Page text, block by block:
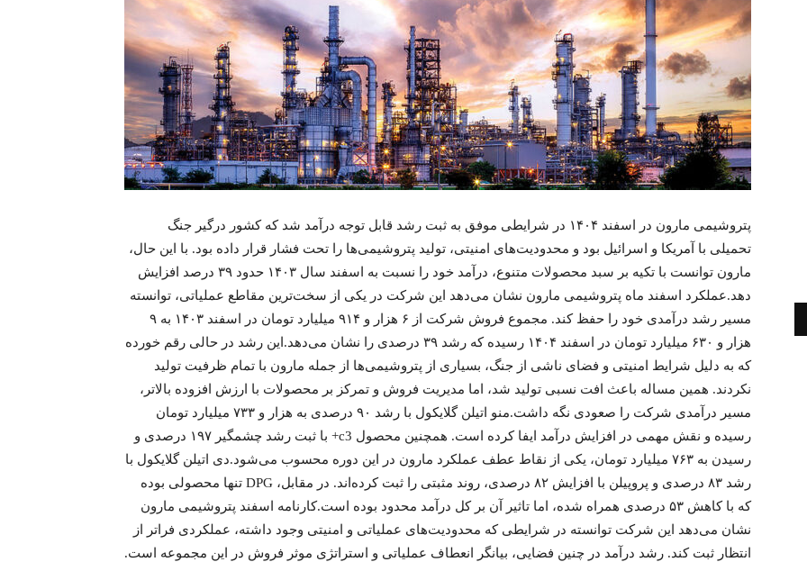
پتروشیمی مارون در اسفند ۱۴۰۴ در شرایطی موفق به ثبت رشد قابل توجه درآمد شد که کشور درگیر جنگ
تحمیلی با آمریکا و اسرائیل بود و محدودیت‌های امنیتی، تولید پتروشیمی‌ها را تحت فشار قرار داده بود. با این حال،
مارون توانست با تکیه بر سبد محصولات متنوع، درآمد خود را نسبت به اسفند سال ۱۴۰۳ حدود ۳۹ درصد افزایش
دهد.عملکرد اسفند ماه پتروشیمی مارون نشان می‌دهد این شرکت در یکی از سخت‌ترین مقاطع عملیاتی، توانسته
مسیر رشد درآمدی خود را حفظ کند. مجموع فروش شرکت از ۶ هزار و ۹۱۴ میلیارد تومان در اسفند ۱۴۰۳ به ۹
هزار و ۶۳۰ میلیارد تومان در اسفند ۱۴۰۴ رسیده که رشد ۳۹ درصدی را نشان می‌دهد.این رشد در حالی رقم خورده
که به دلیل شرایط امنیتی و فضای ناشی از جنگ، بسیاری از پتروشیمی‌ها از جمله مارون با تمام ظرفیت تولید
نکردند. همین مساله باعث افت نسبی تولید شد، اما مدیریت فروش و تمرکز بر محصولات با ارزش افزوده بالاتر،
مسیر درآمدی شرکت را صعودی نگه داشت.منو اتیلن گلایکول با رشد ۹۰ درصدی به هزار و ۷۳۳ میلیارد تومان
رسیده و نقش مهمی در افزایش درآمد ایفا کرده است. همچنین محصول c3+ با ثبت رشد چشمگیر ۱۹۷ درصدی و
رسیدن به ۷۶۳ میلیارد تومان، یکی از نقاط عطف عملکرد مارون در این دوره محسوب می‌شود.دی اتیلن گلایکول با
رشد ۸۳ درصدی و پروپیلن با افزایش ۸۲ درصدی، روند مثبتی را ثبت کرده‌اند. در مقابل، DPG تنها محصولی بوده
که با کاهش ۵۳ درصدی همراه شده، اما تاثیر آن بر کل درآمد محدود بوده است.کارنامه اسفند پتروشیمی مارون
نشان می‌دهد این شرکت توانسته در شرایطی که محدودیت‌های عملیاتی و امنیتی وجود داشته، عملکردی فراتر از
انتظار ثبت کند. رشد درآمد در چنین فضایی، بیانگر انعطاف عملیاتی و استراتژی موثر فروش در این مجموعه است.